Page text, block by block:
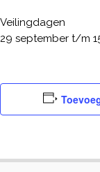
Veilingdagen
29 september t/m